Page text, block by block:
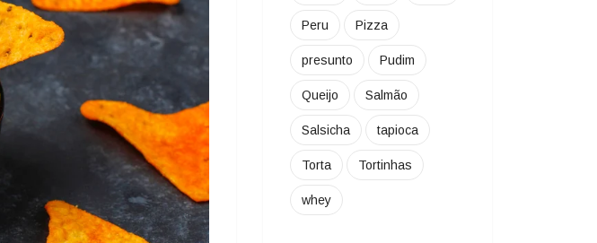
Peru Pizza
presunto Pudim
Queijo Salmão
Salsicha tapioca
Torta Tortinhas
whey